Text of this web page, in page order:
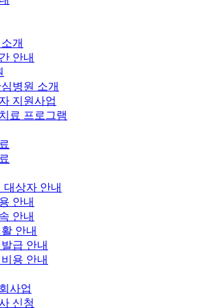
개
안내
병원 소개
지원사업
료 프로그램
대상자 안내
안내
안내
안내
급 안내
용 안내
사업
신청